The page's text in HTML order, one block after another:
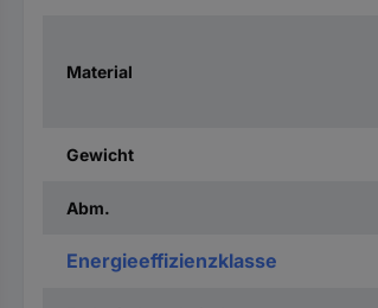
Material
Gewicht
Abm.
Energieeffizienzklasse